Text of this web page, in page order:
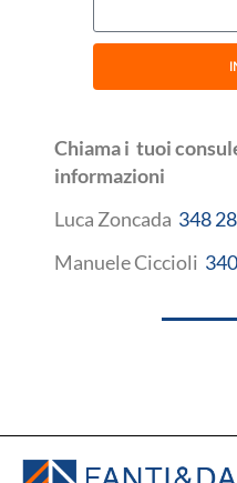
Chiama i tuoi
informazioni
Luca Zoncada 348
Manuele Ciccioli